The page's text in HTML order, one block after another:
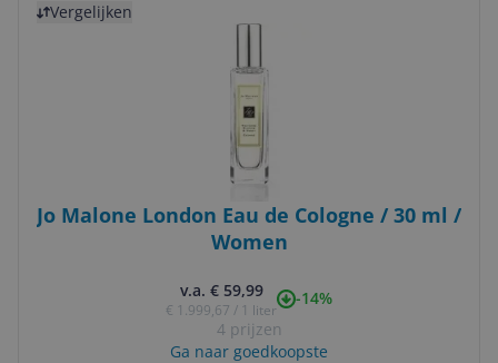
Vergelijken
Jo Malone London Eau de Cologne / 30 ml /
Women
v.a. € 59,99
€ 1.999,67 / 1 liter
-14%
4 prijzen
Ga naar goedkoopste